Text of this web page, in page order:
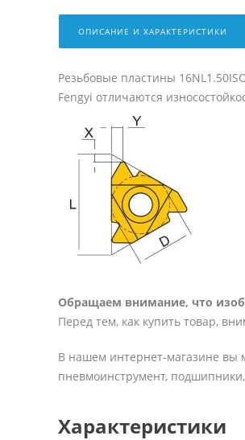
ОПИСАНИЕ И ХАРАКТЕРИСТИКИ
Резьбовые пластины
Fengyi отличаются
Обращаем внимание, что
Перед тем, как купить товар,
В нашем интернет-магазине вы
пневмоинструмент,
Характеристики